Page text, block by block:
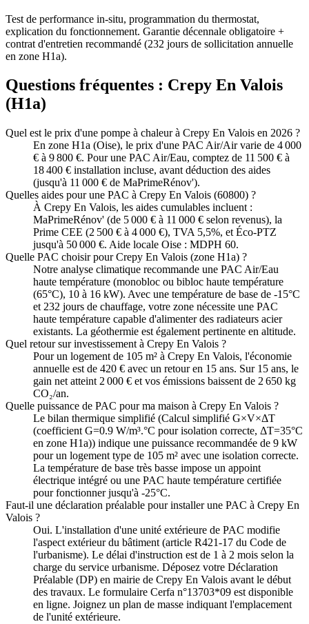
Test de performance in-situ, programmation du thermostat,
explication du fonctionnement. Garantie décennale obligatoire +
contrat d'entretien recommandé (232 jours de sollicitation annuelle
en zone H1a).
Questions fréquentes : Crepy En Valois
(H1a)
Quel est le prix d'une pompe à chaleur à Crepy En Valois en 2026 ?
En zone H1a (Oise), le prix d'une PAC Air/Air varie de 4 000
€ à 9 800 €. Pour une PAC Air/Eau, comptez de 11 500 € à
18 400 € installation incluse, avant déduction des aides
(jusqu'à 11 000 € de MaPrimeRénov').
Quelles aides pour une PAC à Crepy En Valois (60800) ?
À Crepy En Valois, les aides cumulables incluent :
MaPrimeRénov' (de 5 000 € à 11 000 € selon revenus), la
Prime CEE (2 500 € à 4 000 €), TVA 5,5%, et Éco-PTZ
jusqu'à 50 000 €. Aide locale Oise : MDPH 60.
Quelle PAC choisir pour Crepy En Valois (zone H1a) ?
Notre analyse climatique recommande une PAC Air/Eau
haute température (monobloc ou bibloc haute température
(65°C), 10 à 16 kW). Avec une température de base de -15°C
et 232 jours de chauffage, votre zone nécessite une PAC
haute température capable d'alimenter des radiateurs acier
existants. La géothermie est également pertinente en altitude.
Quel retour sur investissement à Crepy En Valois ?
Pour un logement de 105 m² à Crepy En Valois, l'économie
annuelle est de 420 € avec un retour en 15 ans. Sur 15 ans, le
gain net atteint 2 000 € et vos émissions baissent de 2 650 kg
CO₂/an.
Quelle puissance de PAC pour ma maison à Crepy En Valois ?
Le bilan thermique simplifié (Calcul simplifié G×V×ΔT
(coefficient G=0.9 W/m³.°C pour isolation correcte, ΔT=35°C
en zone H1a)) indique une puissance recommandée de 9 kW
pour un logement type de 105 m² avec une isolation correcte.
La température de base très basse impose un appoint
électrique intégré ou une PAC haute température certifiée
pour fonctionner jusqu'à -25°C.
Faut-il une déclaration préalable pour installer une PAC à Crepy En
Valois ?
Oui. L'installation d'une unité extérieure de PAC modifie
l'aspect extérieur du bâtiment (article R421-17 du Code de
l'urbanisme). Le délai d'instruction est de 1 à 2 mois selon la
charge du service urbanisme. Déposez votre Déclaration
Préalable (DP) en mairie de Crepy En Valois avant le début
des travaux. Le formulaire Cerfa n°13703*09 est disponible
en ligne. Joignez un plan de masse indiquant l'emplacement
de l'unité extérieure.